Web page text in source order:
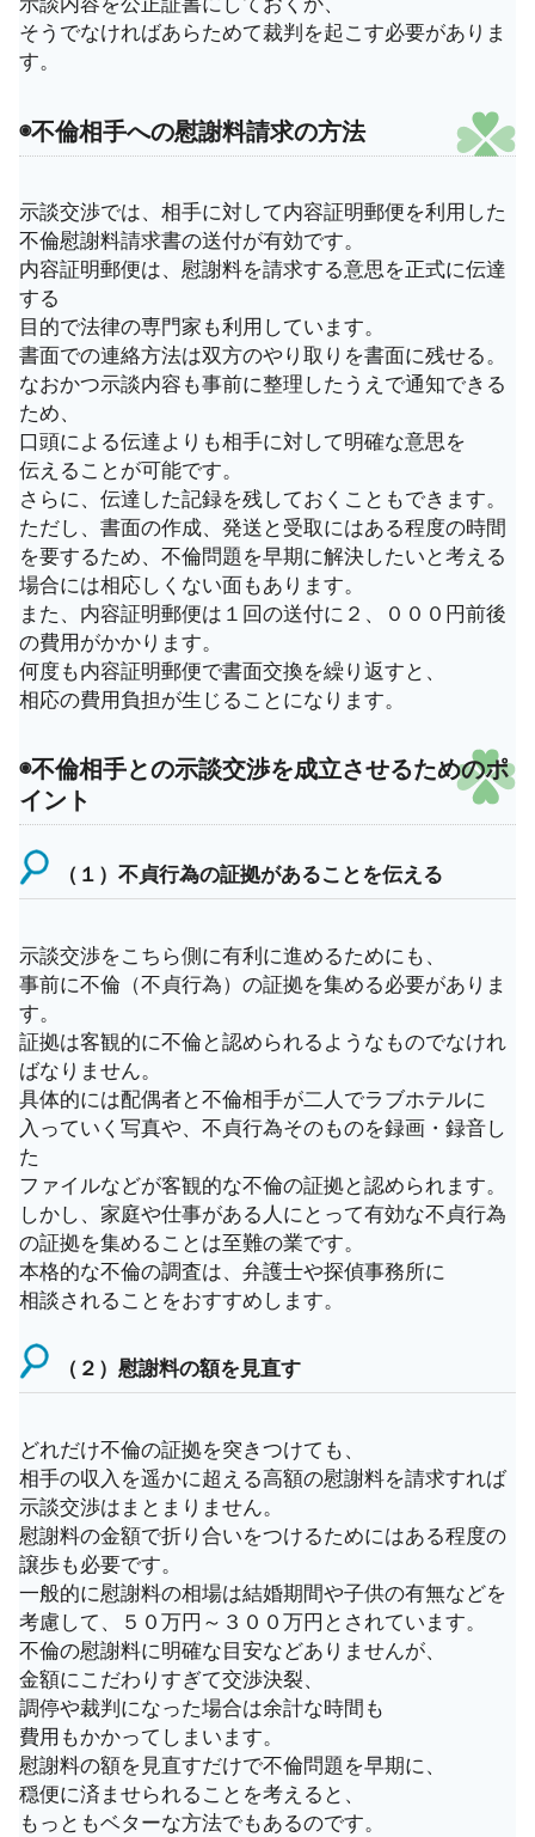
そうでなければあらためて裁判を起こす必要がありま
す。
◉不倫相手への慰謝料請求の方法
示談交渉では、相手に対して内容証明郵便を利用した
不倫慰謝料請求書の送付が有効です。
内容証明郵便は、慰謝料を請求する意思を正式に伝達
する
目的で法律の専門家も利用しています。
書面での連絡方法は双方のやり取りを書面に残せる。
なおかつ示談内容も事前に整理したうえで通知できる
ため、
口頭による伝達よりも相手に対して明確な意思を
伝えることが可能です。
さらに、伝達した記録を残しておくこともできます。
ただし、書面の作成、発送と受取にはある程度の時間
を要するため、不倫問題を早期に解決したいと考える
場合には相応しくない面もあります。
また、内容証明郵便は１回の送付に２、０００円前後
の費用がかかります。
何度も内容証明郵便で書面交換を繰り返すと、
相応の費用負担が生じることになります。
◉不倫相手との示談交渉を成立させるためのポ
イント
（１）不貞行為の証拠があることを伝える
示談交渉をこちら側に有利に進めるためにも、
事前に不倫（不貞行為）の証拠を集める必要がありま
す。
証拠は客観的に不倫と認められるようなものでなけれ
ばなりません。
具体的には配偶者と不倫相手が二人でラブホテルに
入っていく写真や、不貞行為そのものを録画・録音し
た
ファイルなどが客観的な不倫の証拠と認められます。
しかし、家庭や仕事がある人にとって有効な不貞行為
の証拠を集めることは至難の業です。
本格的な不倫の調査は、弁護士や探偵事務所に
相談されることをおすすめします。
（２）慰謝料の額を見直す
どれだけ不倫の証拠を突きつけても、
相手の収入を遥かに超える高額の慰謝料を請求すれば
示談交渉はまとまりません。
慰謝料の金額で折り合いをつけるためにはある程度の
譲歩も必要です。
一般的に慰謝料の相場は結婚期間や子供の有無などを
考慮して、５０万円～３００万円とされています。
不倫の慰謝料に明確な目安などありませんが、
金額にこだわりすぎて交渉決裂、
調停や裁判になった場合は余計な時間も
費用もかかってしまいます。
慰謝料の額を見直すだけで不倫問題を早期に、
穏便に済ませられることを考えると、
もっともベターな方法でもあるのです。